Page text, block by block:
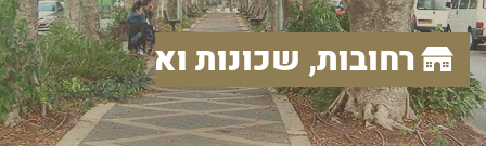
רחובות, שכונות ואתרים